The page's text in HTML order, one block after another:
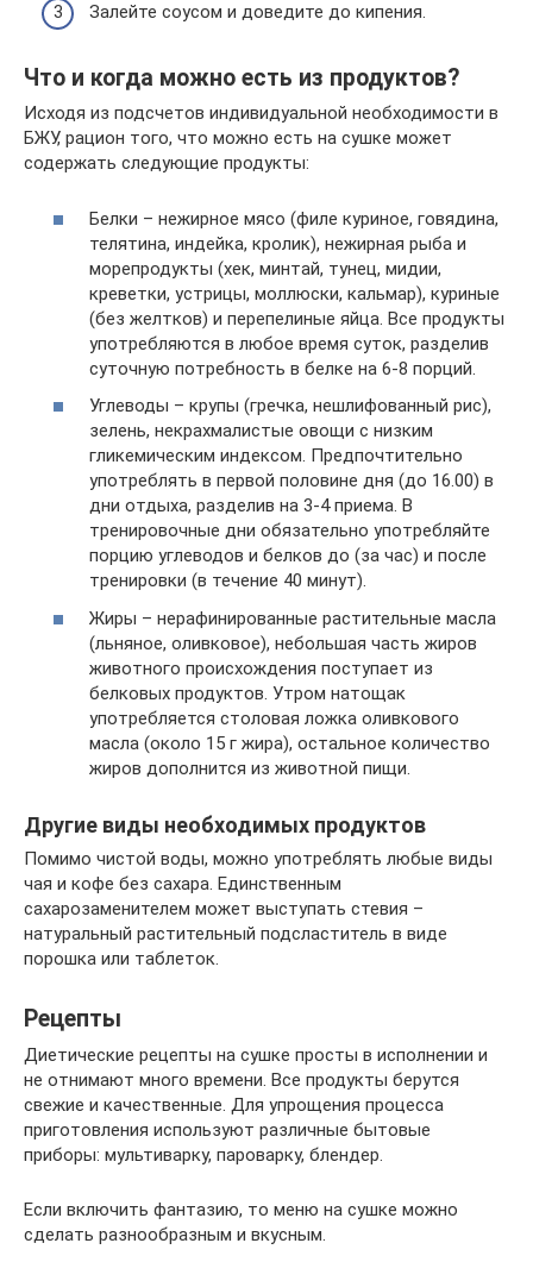
Залейте соусом и доведите до кипения.
Что и когда можно есть из продуктов?
Исходя из подсчетов индивидуальной необходимости в
БЖУ, рацион того, что можно есть на сушке может
содержать следующие продукты:
Белки – нежирное мясо (филе куриное, говядина,
телятина, индейка, кролик), нежирная рыба и
морепродукты (хек, минтай, тунец, мидии,
креветки, устрицы, моллюски, кальмар), куриные
(без желтков) и перепелиные яйца. Все продукты
употребляются в любое время суток, разделив
суточную потребность в белке на 6-8 порций.
Углеводы – крупы (гречка, нешлифованный рис),
зелень, некрахмалистые овощи с низким
гликемическим индексом. Предпочтительно
употреблять в первой половине дня (до 16.00) в
дни отдыха, разделив на 3-4 приема. В
тренировочные дни обязательно употребляйте
порцию углеводов и белков до (за час) и после
тренировки (в течение 40 минут).
Жиры – нерафинированные растительные масла
(льняное, оливковое), небольшая часть жиров
животного происхождения поступает из
белковых продуктов. Утром натощак
употребляется столовая ложка оливкового
масла (около 15 г жира), остальное количество
жиров дополнится из животной пищи.
Другие виды необходимых продуктов
Помимо чистой воды, можно употреблять любые виды
чая и кофе без сахара. Единственным
сахарозаменителем может выступать стевия –
натуральный растительный подсластитель в виде
порошка или таблеток.
Рецепты
Диетические рецепты на сушке просты в исполнении и
не отнимают много времени. Все продукты берутся
свежие и качественные. Для упрощения процесса
приготовления используют различные бытовые
приборы: мультиварку, пароварку, блендер.
Если включить фантазию, то меню на сушке можно
сделать разнообразным и вкусным.